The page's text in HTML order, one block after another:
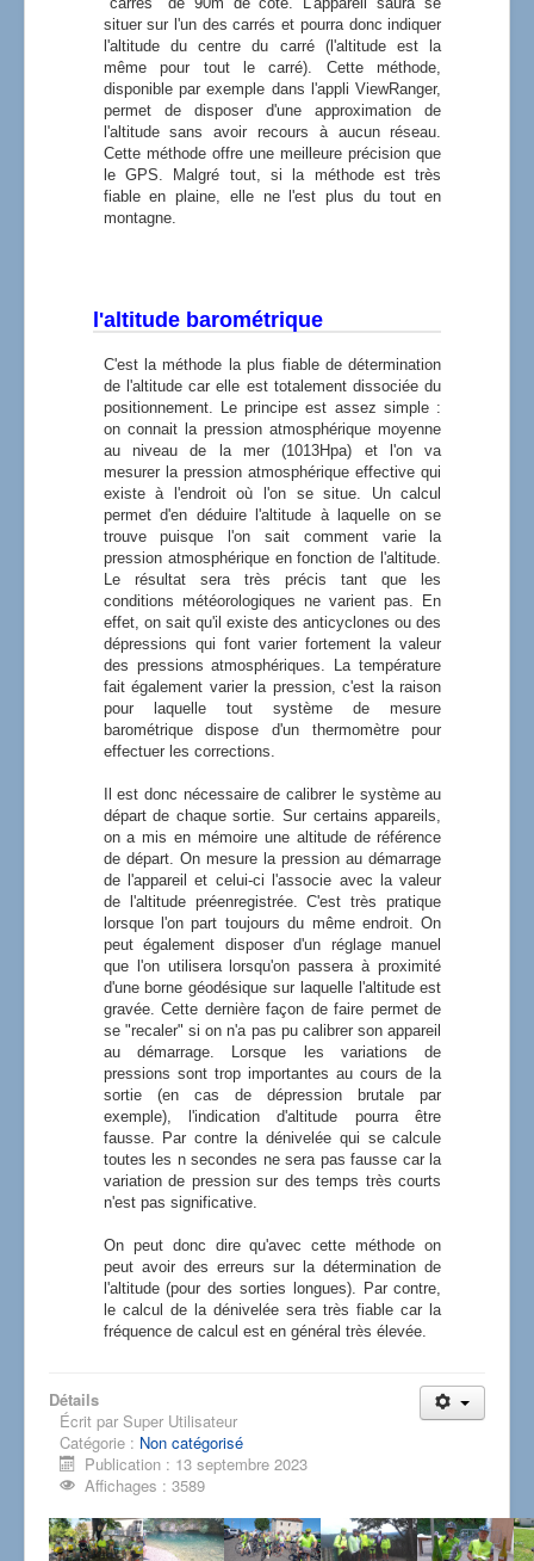
situer sur l'un des carrés et pourra donc indiquer
l'altitude du centre du carré (l'altitude est la
même pour tout le carré). Cette méthode,
disponible par exemple dans l'appli ViewRanger,
permet de disposer d'une approximation de
l'altitude sans avoir recours à aucun réseau.
Cette méthode offre une meilleure précision que
le GPS. Malgré tout, si la méthode est très
fiable en plaine, elle ne l'est plus du tout en
montagne.
l'altitude barométrique
C'est la méthode la plus fiable de détermination
de l'altitude car elle est totalement dissociée du
positionnement. Le principe est assez simple :
on connait la pression atmosphérique moyenne
au niveau de la mer (1013Hpa) et l'on va
mesurer la pression atmosphérique effective qui
existe à l'endroit où l'on se situe. Un calcul
permet d'en déduire l'altitude à laquelle on se
trouve puisque l'on sait comment varie la
pression atmosphérique en fonction de l'altitude.
Le résultat sera très précis tant que les
conditions météorologiques ne varient pas. En
effet, on sait qu'il existe des anticyclones ou des
dépressions qui font varier fortement la valeur
des pressions atmosphériques. La température
fait également varier la pression, c'est la raison
pour laquelle tout système de mesure
barométrique dispose d'un thermomètre pour
effectuer les corrections.
Il est donc nécessaire de calibrer le système au
départ de chaque sortie. Sur certains appareils,
on a mis en mémoire une altitude de référence
de départ. On mesure la pression au démarrage
de l'appareil et celui-ci l'associe avec la valeur
de l'altitude préenregistrée. C'est très pratique
lorsque l'on part toujours du même endroit. On
peut également disposer d'un réglage manuel
que l'on utilisera lorsqu'on passera à proximité
d'une borne géodésique sur laquelle l'altitude est
gravée. Cette dernière façon de faire permet de
se "recaler" si on n'a pas pu calibrer son appareil
au démarrage. Lorsque les variations de
pressions sont trop importantes au cours de la
sortie (en cas de dépression brutale par
exemple), l'indication d'altitude pourra être
fausse. Par contre la dénivelée qui se calcule
toutes les n secondes ne sera pas fausse car la
variation de pression sur des temps très courts
n'est pas significative.
On peut donc dire qu'avec cette méthode on
peut avoir des erreurs sur la détermination de
l'altitude (pour des sorties longues). Par contre,
le calcul de la dénivelée sera très fiable car la
fréquence de calcul est en général très élevée.
Détails
Écrit par Super Utilisateur
Catégorie : Non catégorisé
Publication : 13 septembre 2023
Affichages : 3589